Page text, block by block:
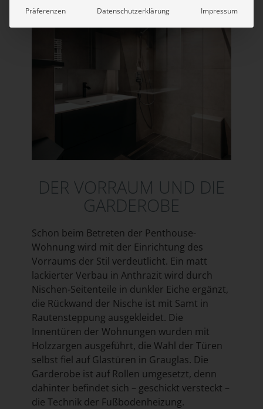
DER VORRAUM UND DIE
GARDEROBE
Schon beim Betreten der Penthouse-
Wohnung wird mit der Einrichtung des
Vorraums der Stil verdeutlicht. Ein matt
lackierter Verbau in Anthrazit wird durch
Nischen-Seitenteile in dunkler Eiche ergänzt,
die Rückwand der Nische ist mit Samt in
Rautensteppung ausgekleidet. Die
Innentüren der Wohnungen wurden mit
Holzzargen ausgeführt, die Wahl der Türen
selbst fiel auf Glastüren in Grauglas. Die
Garderobe ist auf Rollen umgesetzt, denn
dahinter befindet sich – geschickt versteckt –
die Technik der Fußbodenheizung.
Präferenzen Datenschutzerklärung Impressum